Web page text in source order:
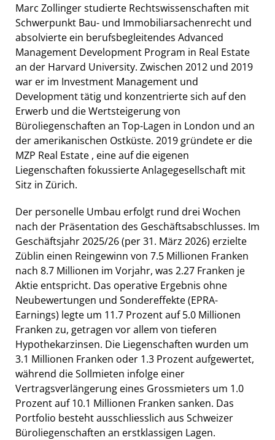
Marc Zollinger studierte Rechtswissenschaften mit
Schwerpunkt Bau- und Immobiliarsachenrecht und
absolvierte ein berufsbegleitendes Advanced
Management Development Program in Real Estate
an der Harvard University. Zwischen 2012 und 2019
war er im Investment Management und
Development tätig und konzentrierte sich auf den
Erwerb und die Wertsteigerung von
Büroliegenschaften an Top-Lagen in London und an
der amerikanischen Ostküste. 2019 gründete er die
MZP Real Estate , eine auf die eigenen
Liegenschaften fokussierte Anlagegesellschaft mit
Sitz in Zürich.
Der personelle Umbau erfolgt rund drei Wochen
nach der Präsentation des Geschäftsabschlusses. Im
Geschäftsjahr 2025/26 (per 31. März 2026) erzielte
Züblin einen Reingewinn von 7.5 Millionen Franken
nach 8.7 Millionen im Vorjahr, was 2.27 Franken je
Aktie entspricht. Das operative Ergebnis ohne
Neubewertungen und Sondereffekte (EPRA-
Earnings) legte um 11.7 Prozent auf 5.0 Millionen
Franken zu, getragen vor allem von tieferen
Hypothekarzinsen. Die Liegenschaften wurden um
3.1 Millionen Franken oder 1.3 Prozent aufgewertet,
während die Sollmieten infolge einer
Vertragsverlängerung eines Grossmieters um 1.0
Prozent auf 10.1 Millionen Franken sanken. Das
Portfolio besteht ausschliesslich aus Schweizer
Büroliegenschaften an erstklassigen Lagen.